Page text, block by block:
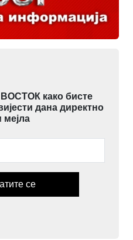
ВОСТОК како бисте
дана директно
мејла
се